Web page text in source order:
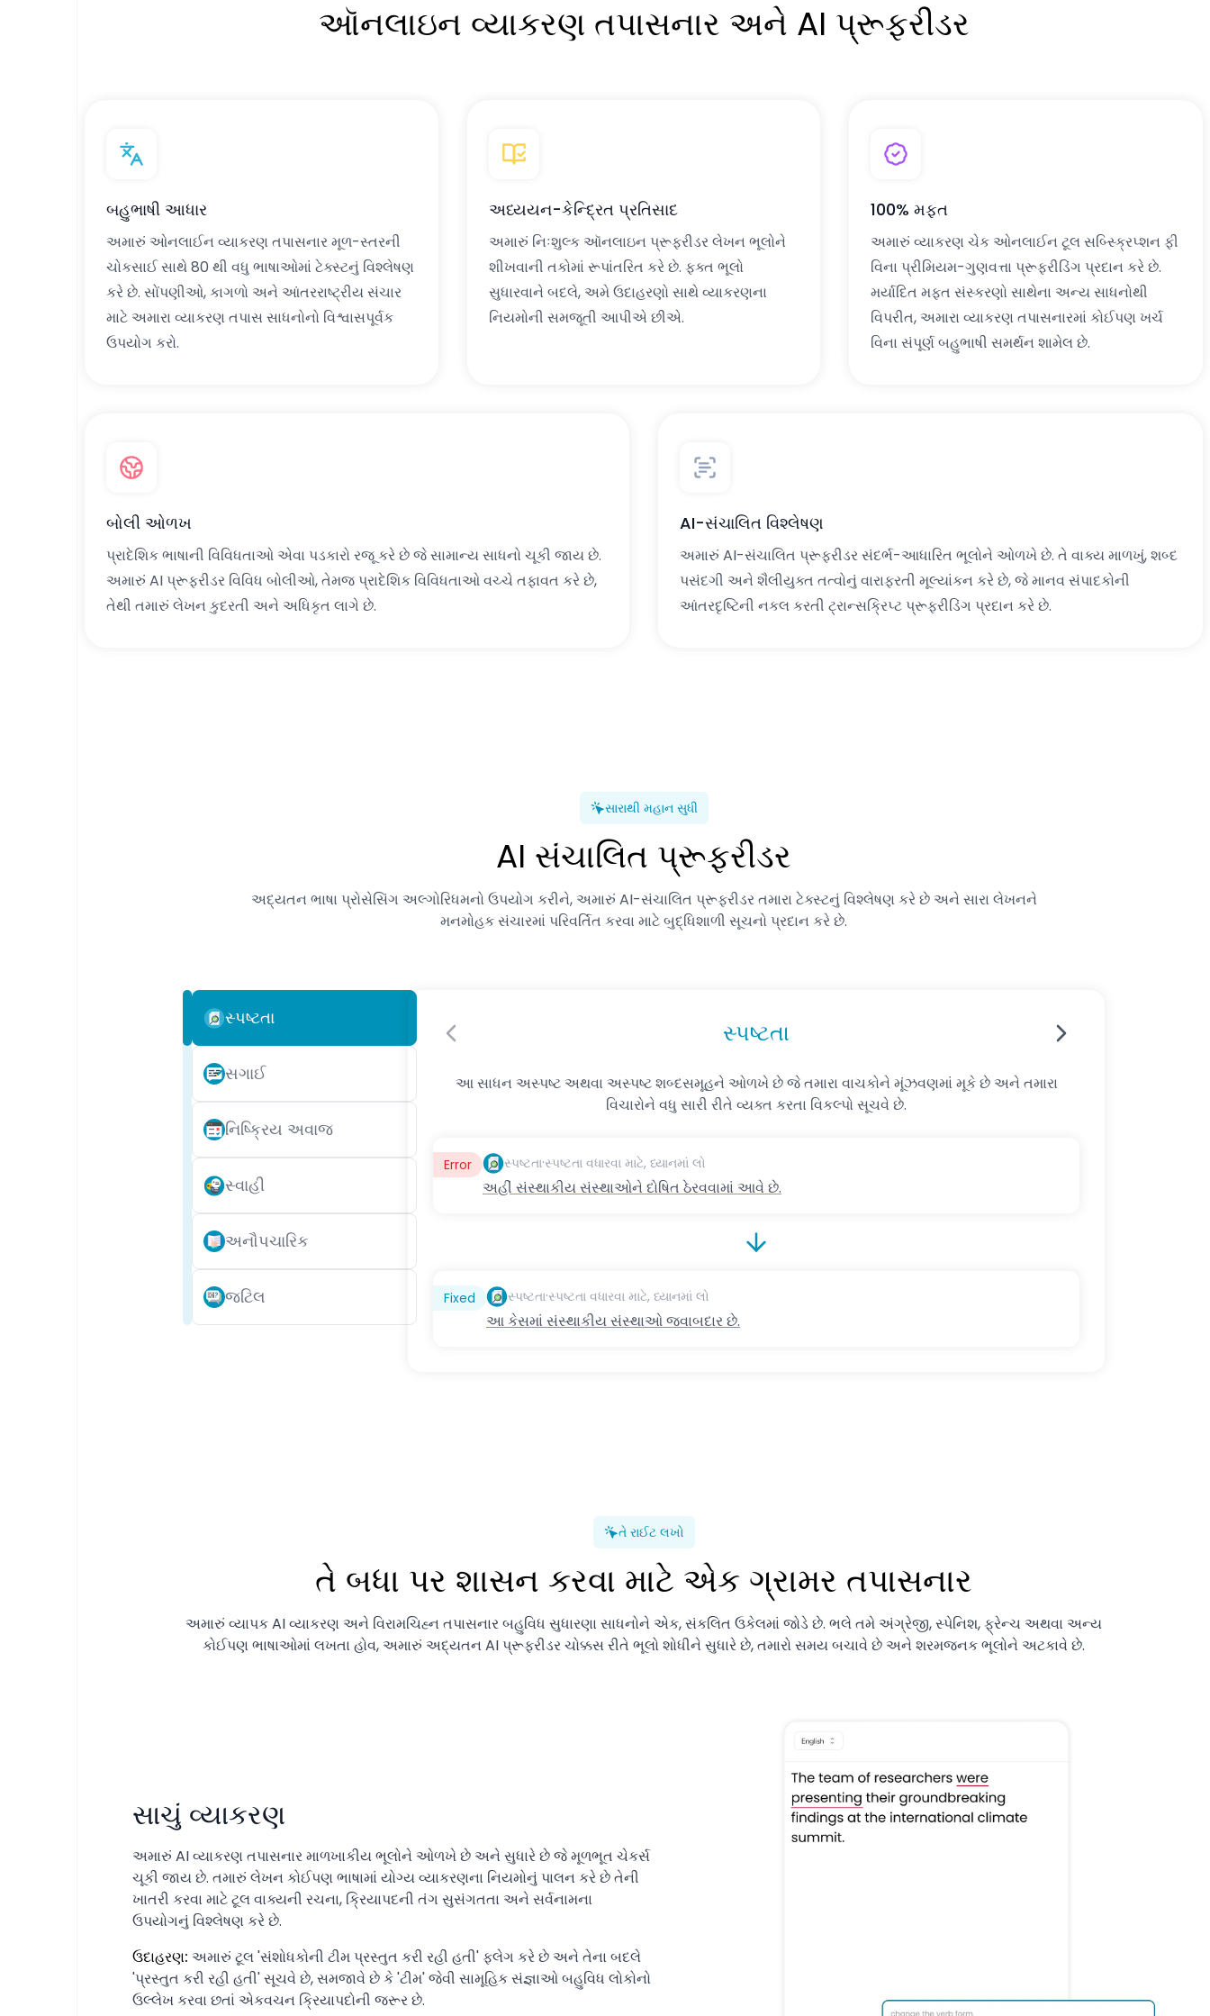
ઑનલાઇન વ્યાકરણ તપાસનાર અને AI પ્રૂફરીડર
બહુભાષી આધાર
અમારું ઓનલાઈન વ્યાકરણ તપાસનાર મૂળ-સ્તરની
ચોકસાઈ સાથે 80 થી વધુ ભાષાઓમાં ટેક્સ્ટનું વિશ્લેષણ
કરે છે. સોંપણીઓ, કાગળો અને આંતરરાષ્ટ્રીય સંચાર
માટે અમારા વ્યાકરણ તપાસ સાધનોનો વિશ્વાસપૂર્વક
ઉપયોગ કરો.
અધ્યયન-કેન્દ્રિત પ્રતિસાદ
અમારું નિઃશુલ્ક ઑનલાઇન પ્રૂફરીડર લેખન ભૂલોને
શીખવાની તકોમાં રૂપાંતરિત કરે છે. ફક્ત ભૂલો
સુધારવાને બદલે, અમે ઉદાહરણો સાથે વ્યાકરણના
નિયમોની સમજૂતી આપીએ છીએ.
100% મફત
અમારું વ્યાકરણ ચેક ઓનલાઈન ટૂલ સબ્સ્ક્રિપ્શન ફી
વિના પ્રીમિયમ-ગુણવત્તા પ્રૂફરીડિંગ પ્રદાન કરે છે.
મર્યાદિત મફત સંસ્કરણો સાથેના અન્ય સાધનોથી
વિપરીત, અમારા વ્યાકરણ તપાસનારમાં કોઈપણ ખર્ચ
વિના સંપૂર્ણ બહુભાષી સમર્થન શામેલ છે.
બોલી ઓળખ
પ્રાદેશિક ભાષાની વિવિધતાઓ એવા પડકારો રજૂ કરે છે જે સામાન્ય સાધનો ચૂકી જાય છે.
અમારું AI પ્રૂફરીડર વિવિધ બોલીઓ, તેમજ પ્રાદેશિક વિવિધતાઓ વચ્ચે તફાવત કરે છે,
તેથી તમારું લેખન કુદરતી અને અધિકૃત લાગે છે.
AI-સંચાલિત વિશ્લેષણ
અમારું AI-સંચાલિત પ્રૂફરીડર સંદર્ભ-આધારિત ભૂલોને ઓળખે છે. તે વાક્ય માળખું, શબ્દ
પસંદગી અને શૈલીયુક્ત તત્વોનું વારાફરતી મૂલ્યાંકન કરે છે, જે માનવ સંપાદકોની
આંતરદૃષ્ટિની નકલ કરતી ટ્રાન્સક્રિપ્ટ પ્રૂફરીડિંગ પ્રદાન કરે છે.
સારાથી મહાન સુધી
AI સંચાલિત પ્રૂફરીડર
અદ્યતન ભાષા પ્રોસેસિંગ અલ્ગોરિધમનો ઉપયોગ કરીને, અમારું AI-સંચાલિત પ્રૂફરીડર તમારા ટેક્સ્ટનું વિશ્લેષણ કરે છે અને સારા લેખનને
મનમોહક સંચારમાં પરિવર્તિત કરવા માટે બુદ્ધિશાળી સૂચનો પ્રદાન કરે છે.
સ્પષ્ટતા
સગાઈ
નિષ્ક્રિય અવાજ
સ્વાહી
અનૌપચારિક
જટિલ
સ્પષ્ટતા
આ સાધન અસ્પષ્ટ અથવા અસ્પષ્ટ શબ્દસમૂહને ઓળખે છે જે તમારા વાચકોને મૂંઝવણમાં મૂકે છે અને તમારા
વિચારોને વધુ સારી રીતે વ્યક્ત કરતા વિકલ્પો સૂચવે છે.
Error સ્પષ્ટતા·સ્પષ્ટતા વધારવા માટે, ધ્યાનમાં લો
અહીં સંસ્થાકીય સંસ્થાઓને દોષિત ઠેરવવામાં આવે છે.
Fixed સ્પષ્ટતા·સ્પષ્ટતા વધારવા માટે, ધ્યાનમાં લો
આ કેસમાં સંસ્થાકીય સંસ્થાઓ જવાબદાર છે.
તે રાઈટ લખો
તે બધા પર શાસન કરવા માટે એક ગ્રામર તપાસનાર
અમારું વ્યાપક AI વ્યાકરણ અને વિરામચિહ્ન તપાસનાર બહુવિધ સુધારણા સાધનોને એક, સંકલિત ઉકેલમાં જોડે છે. ભલે તમે અંગ્રેજી, સ્પેનિશ, ફ્રેન્ચ અથવા અન્ય
કોઈપણ ભાષાઓમાં લખતા હોવ, અમારું અદ્યતન AI પ્રૂફરીડર ચોક્કસ રીતે ભૂલો શોધીને સુધારે છે, તમારો સમય બચાવે છે અને શરમજનક ભૂલોને અટકાવે છે.
સાચું વ્યાકરણ
અમારું AI વ્યાકરણ તપાસનાર માળખાકીય ભૂલોને ઓળખે છે અને સુધારે છે જે મૂળભૂત ચેકર્સ
ચૂકી જાય છે. તમારું લેખન કોઈપણ ભાષામાં યોગ્ય વ્યાકરણના નિયમોનું પાલન કરે છે તેની
ખાતરી કરવા માટે ટૂલ વાક્યની રચના, ક્રિયાપદની તંગ સુસંગતતા અને સર્વનામના
ઉપયોગનું વિશ્લેષણ કરે છે.
ઉદાહરણ: અમારું ટૂલ 'સંશોધકોની ટીમ પ્રસ્તુત કરી રહી હતી' ફ્લેગ કરે છે અને તેના બદલે
'પ્રસ્તુત કરી રહી હતી' સૂચવે છે, સમજાવે છે કે 'ટીમ' જેવી સામૂહિક સંજ્ઞાઓ બહુવિધ લોકોનો
ઉલ્લેખ કરવા છતાં એકવચન ક્રિયાપદોની જરૂર છે.